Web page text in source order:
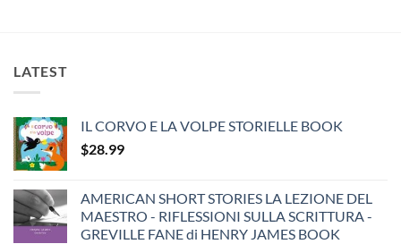
LATEST
IL CORVO E LA VOLPE STORIELLE BOOK
$28.99
AMERICAN SHORT STORIES LA LEZIONE DEL
MAESTRO - RIFLESSIONI SULLA SCRITTURA -
GREVILLE FANE di HENRY JAMES BOOK